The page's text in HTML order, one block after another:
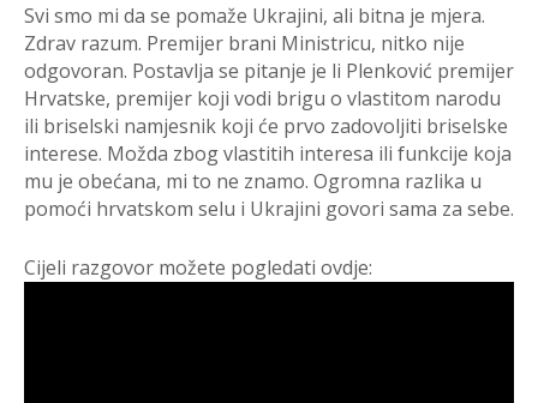
Svi smo mi da se pomaže Ukrajini, ali bitna je mjera.
Zdrav razum. Premijer brani Ministricu, nitko nije
odgovoran. Postavlja se pitanje je li Plenković premijer
Hrvatske, premijer koji vodi brigu o vlastitom narodu
ili briselski namjesnik koji će prvo zadovoljiti briselske
interese. Možda zbog vlastitih interesa ili funkcije koja
mu je obećana, mi to ne znamo. Ogromna razlika u
pomoći hrvatskom selu i Ukrajini govori sama za sebe.
Cijeli razgovor možete pogledati ovdje: